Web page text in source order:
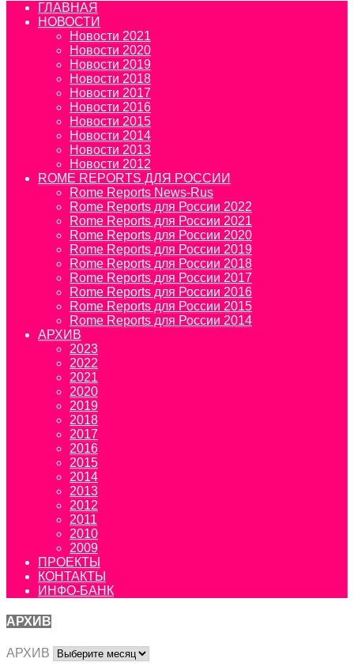
ГЛАВНАЯ
НОВОСТИ
Новости 2021
Новости 2020
Новости 2019
Новости 2018
Новости 2017
Новости 2016
Новости 2015
Новости 2014
Новости 2013
Новости 2012
ROME REPORTS ДЛЯ РОССИИ
Rome Reports News-Rus
Rome Reports для России 2022
Rome Reports для России 2021
Rome Reports для России 2020
Rome Reports для России 2019
Rome Reports для России 2018
Rome Reports для России 2017
Rome Reports для России 2016
Rome Reports для России 2015
Rome Reports для России 2014
АРХИВ
2023
2022
2021
2020
2019
2018
2017
2016
2015
2014
2013
2012
2011
2010
2009
ПРОЕКТЫ
КОНТАКТЫ
ИНФО-БАНК
АРХИВ
АРХИВ